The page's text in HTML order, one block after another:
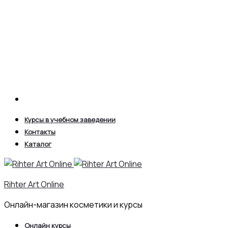
Курсы в учебном заведении
Контакты
Каталог
Rihter Art Online
Онлайн-магазин косметики и курсы
Онлайн курсы